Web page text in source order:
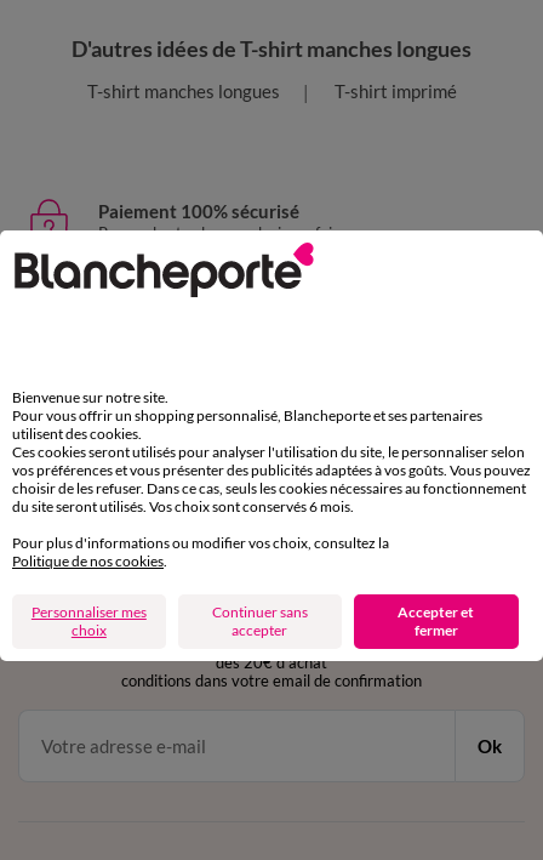
D'autres idées de T-shirt manches longues
T-shirt manches longues T-shirt imprimé
Paiement 100% sécurisé
Payez plus tard ou en plusieurs fois
Livraison express
sous 30 jours avec Mondial Relay uniquement
Service clients
par chat et par téléphone
de 8h00 à 20h00 du lundi au samedi
en vous inscrivant à la newsletter
dès 20€ d’achat
conditions dans votre email de confirmation
Ok
Bienvenue sur notre site.
Pour vous offrir un shopping personnalisé, Blancheporte et ses partenaires
utilisent des cookies.
Ces cookies seront utilisés pour analyser l'utilisation du site, le personnaliser selon
vos préférences et vous présenter des publicités adaptées à vos goûts. Vous pouvez
choisir de les refuser. Dans ce cas, seuls les cookies nécessaires au fonctionnement
du site seront utilisés. Vos choix sont conservés 6 mois.
Pour plus d'informations ou modifier vos choix, consultez la
Politique de nos cookies
Personnaliser mes
choix
Continuer sans
accepter
Accepter et
fermer